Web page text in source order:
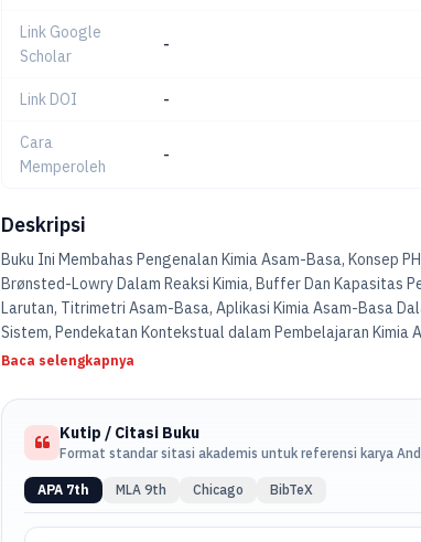
Link Google
Scholar
-
Link DOI -
Cara
Memperoleh
-
Deskripsi
Buku Ini Membahas Pengenalan Kimia Asam-Basa, Konsep
Brønsted-Lowry Dalam Reaksi Kimia, Buffer Dan Kapasitas
Larutan, Titrimetri Asam-Basa, Aplikasi Kimia Asam-Basa
Sistem, Pendekatan Kontekstual dalam Pembelajaran Kimia
Industri dan Teknologi, Kontribusi Kimia Asam-Basa dalam
Baca selengkapnya
Kutip / Citasi Buku
Format standar sitasi akademis untuk referensi karya
APA 7th MLA 9th Chicago BibTeX